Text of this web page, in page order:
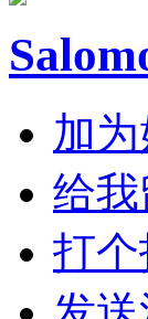
加
给
打